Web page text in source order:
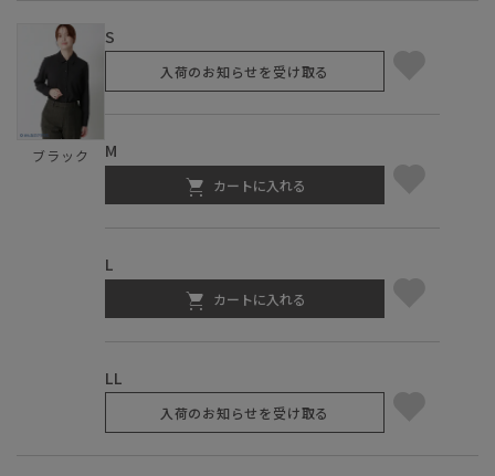
ブラック
S
入荷のお知らせを受け取る
M
カートに入れる
L
カートに入れる
LL
入荷のお知らせを受け取る